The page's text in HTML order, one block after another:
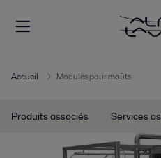
Accueil Modules pour moûts
Produits associés Services